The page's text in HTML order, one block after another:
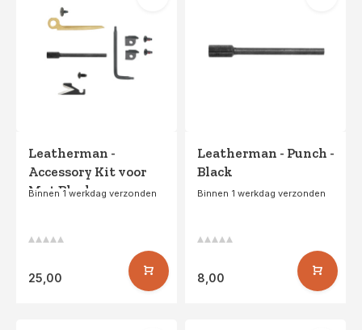
Leatherman -
Accessory Kit voor
Mut Black
Binnen 1 werkdag verzonden
25,00
Leatherman - Punch -
Black
Binnen 1 werkdag verzonden
8,00